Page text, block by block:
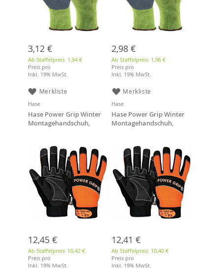
3,12 €
Ab Staffelpreis 1,94 €
Preis pro
Inkl. 19% MwSt.
Merkliste
2,98 €
Ab Staffelpreis 1,96 €
Preis pro
Inkl. 19% MwSt.
Merkliste
Hase
Hase Power Grip Winter
Montagehandschuh,
12,45 €
Ab Staffelpreis 10,42 €
Preis pro
Inkl. 19% MwSt.
Hase
Hase Power Grip Winter
Montagehandschuh,
12,41 €
Ab Staffelpreis 10,40 €
Preis pro
Inkl. 19% MwSt.